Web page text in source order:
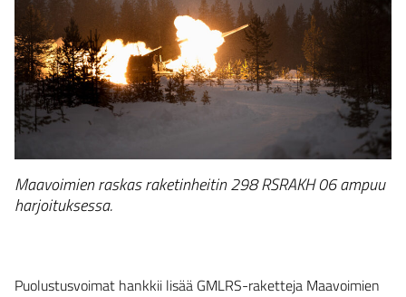
Maavoimien raskas raketinheitin 298 RSRAKH 06 ampuu
harjoituksessa.
Puolustusvoimat hankkii lisää GMLRS-raketteja Maavoimien